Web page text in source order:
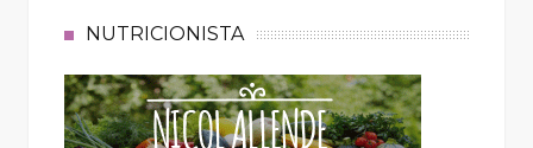
NUTRICIONISTA